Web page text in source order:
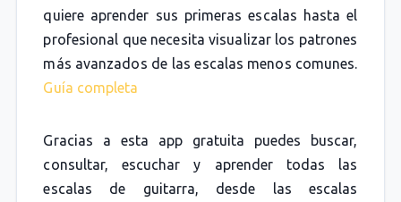
quiere aprender sus primeras escalas hasta el
profesional que necesita visualizar los patrones
más avanzados de las escalas menos comunes.
Guía completa
Gracias a esta app gratuita puedes buscar,
consultar, escuchar y aprender todas las
escalas de guitarra, desde las escalas